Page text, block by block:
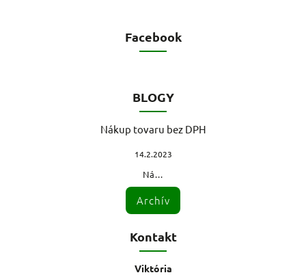
Facebook
BLOGY
Nákup tovaru bez DPH
14.2.2023
Ná...
Archív
Kontakt
Viktória